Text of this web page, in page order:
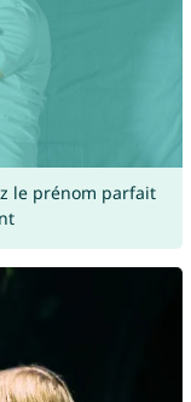
le prénom parfait